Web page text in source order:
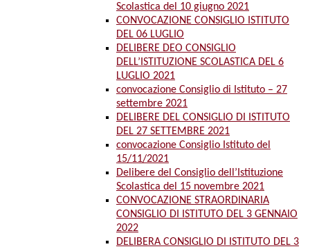
Scolastica del 10 giugno 2021
CONVOCAZIONE CONSIGLIO ISTITUTO
DEL 06 LUGLIO
DELIBERE DEO CONSIGLIO
DELL’ISTITUZIONE SCOLASTICA DEL 6
LUGLIO 2021
convocazione Consiglio di Istituto – 27
settembre 2021
DELIBERE DEL CONSIGLIO DI ISTITUTO
DEL 27 SETTEMBRE 2021
convocazione Consiglio Istituto del
15/11/2021
Delibere del Consiglio dell’Istituzione
Scolastica del 15 novembre 2021
CONVOCAZIONE STRAORDINARIA
CONSIGLIO DI ISTITUTO DEL 3 GENNAIO
2022
DELIBERA CONSIGLIO DI ISTITUTO DEL 3